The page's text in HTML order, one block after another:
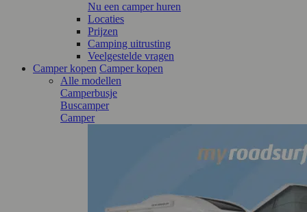
Nu een camper huren
Locaties
Prijzen
Camping uitrusting
Veelgestelde vragen
Camper kopen Camper kopen
Alle modellen
Camperbusje
Buscamper
Camper